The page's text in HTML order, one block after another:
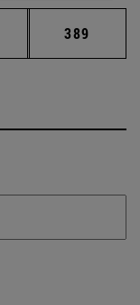
Páginas intermedias
Página
389